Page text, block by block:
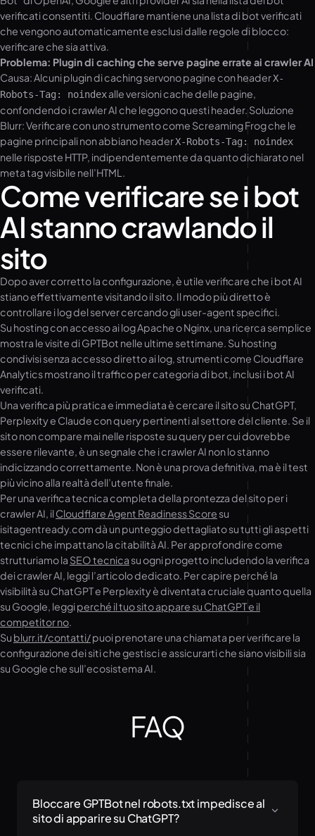
verificati consentiti. Cloudflare mantiene una lista di bot verificati
che vengono automaticamente esclusi dalle regole di blocco:
verificare che sia attiva.
Problema: Plugin di caching che serve pagine errate ai crawler AI
Causa: Alcuni plugin di caching servono pagine con headerX-
Robots-Tag: noindexalle versioni cache delle pagine,
confondendo i crawler AI che leggono questi header. Soluzione
Blurr: Verificare con uno strumento come Screaming Frog che le
pagine principali non abbiano headerX-Robots-Tag: noindex
nelle risposte HTTP, indipendentemente da quanto dichiarato nel
meta tag visibile nell’HTML.
Come verificare se i bot
AI stanno crawlando il
sito
Dopo aver corretto la configurazione, è utile verificare che i bot AI
stiano effettivamente visitando il sito. Il modo più diretto è
controllare i log del server cercando gli user-agent specifici.
Su hosting con accesso ai log Apache o Nginx, una ricerca semplice
mostra le visite di GPTBot nelle ultime settimane. Su hosting
condivisi senza accesso diretto ai log, strumenti come Cloudflare
Analytics mostrano il traffico per categoria di bot, inclusi i bot AI
verificati.
Una verifica più pratica e immediata è cercare il sito su ChatGPT,
Perplexity e Claude con query pertinenti al settore del cliente. Se il
sito non compare mai nelle risposte su query per cui dovrebbe
essere rilevante, è un segnale che i crawler AI non lo stanno
indicizzando correttamente. Non è una prova definitiva, ma è il test
più vicino alla realtà dell’utente finale.
Per una verifica tecnica completa della prontezza del sito per i
crawler AI, ilCloudflare Agent Readiness Scoresu
isitagentready.com dà un punteggio dettagliato su tutti gli aspetti
tecnici che impattano la citabilità AI. Per approfondire come
strutturiamo la SEO tecnicasu ogni progetto includendo la verifica
dei crawler AI, leggi l’articolo dedicato. Per capire perché la
visibilità su ChatGPT e Perplexity è diventata cruciale quanto quella
su Google, leggiperché il tuo sito appare su ChatGPT e il
competitor no.
Su blurr.it/contatti/puoi prenotare una chiamata per verificare la
configurazione dei siti che gestisci e assicurarti che siano visibili sia
su Google che sull’ecosistema AI.
FAQ
Bloccare GPTBot nel robots.txt impedisce al
sito di apparire su ChatGPT?